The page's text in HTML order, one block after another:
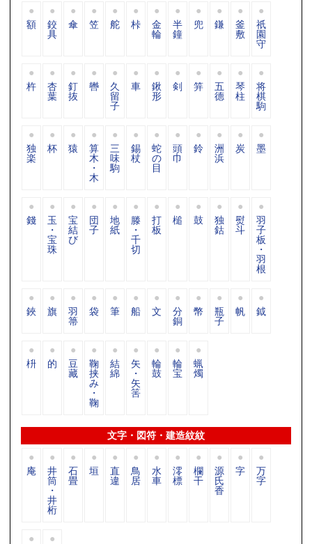
額 鉸
具
傘 笠 舵 桛 金
輪
半
鐘
兜 鎌 釜
敷
祇
園
守
杵 杏
葉
釘
抜
轡 久
留
子
車 鍬
形
剣 笄 五
德
琴
柱
将
棋
駒
独
楽
杯 猿 算
木
・
木
三
味
駒
錫
杖
蛇
の
目
頭
巾
鈴 洲
浜
炭 墨
錢 玉
・
宝
珠
宝
結
び
団
子
地
紙
滕
・
千
切
打
板
槌 鼓 独
鈷
熨
斗
羽
子
板
・
羽
根
鋏 旗 羽
箒
袋 筆 船 文 分
銅
幣 瓶
子
帆 鉞
枡 的 豆
藏
鞠
挟
み
・
鞠
結
綿
矢
・
矢
筈
輪
鼓
輪
宝
蝋
燭
文字・図符・建造紋紋
庵 井
筒
・
井
桁
石
畳
垣 直
違
鳥
居
水
車
澪
標
欄
干
源
氏
香
字 万
字